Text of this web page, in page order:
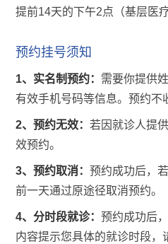
提前14天的下午2点（基层医
预约挂号须知
1、实名制预约： 需要你提供
有效手机号码等信息。预约不
2、预约无效：若因就诊人提
效预约。
3、预约取消：预约成功后，
前一天通过原途径取消预约。
4、分时段就诊：预约成功后
内容提示您具体的就诊时段，